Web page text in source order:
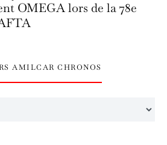
OMEGA lors de la 78e
AMILCAR CHRONOS